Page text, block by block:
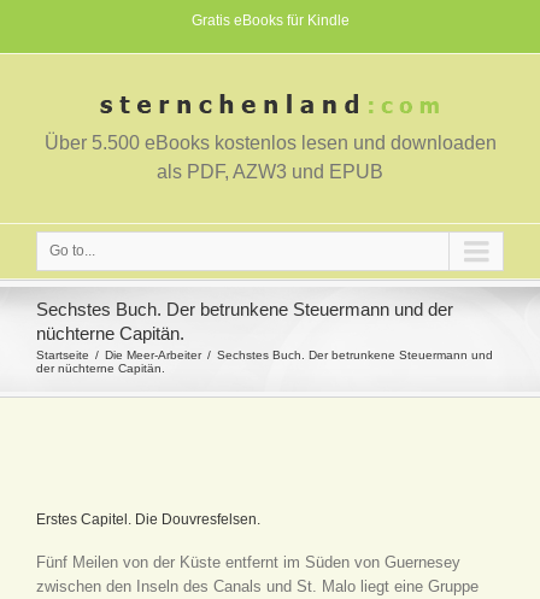
Gratis eBooks für Kindle
Über 5.500 eBooks kostenlos lesen und downloaden
als PDF, AZW3 und EPUB
Go to...
Sechstes Buch. Der betrunkene Steuermann und der
nüchterne Capitän.
Startseite Die Meer-Arbeiter
Sechstes Buch. Der betrunkene Steuermann und
der nüchterne Capitän.
Erstes Capitel. Die Douvresfelsen.
Fünf Meilen von der Küste entfernt im Süden von Guernesey
zwischen den Inseln des Canals und St. Malo liegt eine Gruppe